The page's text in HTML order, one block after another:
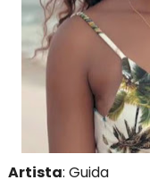
Artista: Guida